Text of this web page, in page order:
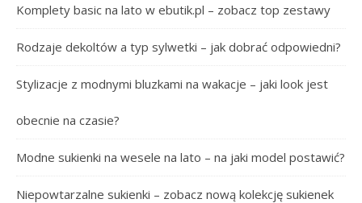
Komplety basic na lato w ebutik.pl – zobacz top zestawy
Rodzaje dekoltów a typ sylwetki – jak dobrać odpowiedni?
Stylizacje z modnymi bluzkami na wakacje – jaki look jest
obecnie na czasie?
Modne sukienki na wesele na lato – na jaki model postawić?
Niepowtarzalne sukienki – zobacz nową kolekcję sukienek